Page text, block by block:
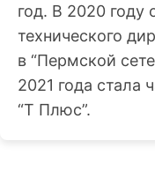
год. В 2020 году
технического
в “Пермской
2021 года стала
“Т Плюс”.